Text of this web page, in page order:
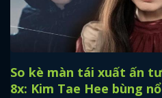
So kè màn tái xuất ấn
8x: Kim Tae Hee bùng nổ